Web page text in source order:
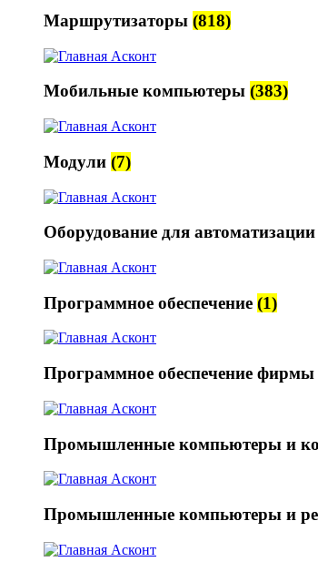
Маршрутизаторы (818)
Мобильные компьютеры (383)
Модули (7)
Оборудование для автоматизации
Программное обеспечение (1)
Программное обеспечение
Промышленные компьютеры и
Промышленные компьютеры и